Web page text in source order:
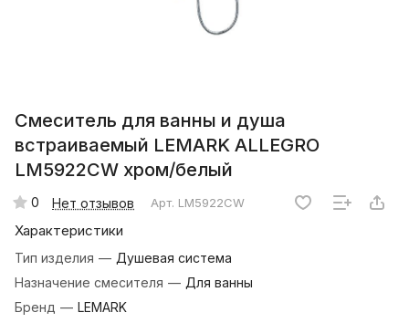
Смеситель для ванны и душа
встраиваемый LEMARK ALLEGRO
LM5922CW хром/белый
0 Нет отзывов Арт. LM5922CW
Характеристики
Тип изделия — Душевая система
Назначение смесителя — Для ванны
Бренд — LEMARK